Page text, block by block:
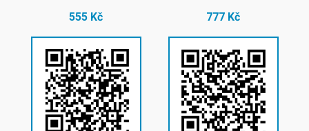
555 Kč 777 Kč